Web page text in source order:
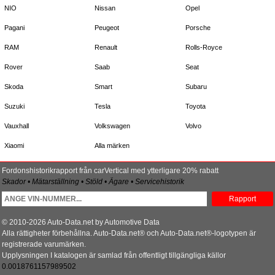
NIO Nissan Opel
Pagani Peugeot Porsche
RAM Renault Rolls-Royce
Rover Saab Seat
Skoda Smart Subaru
Suzuki Tesla Toyota
Vauxhall Volkswagen Volvo
Xiaomi Alla märken
Fordonshistorikrapport från carVertical med ytterligare 20% rabatt
Skador • Mätarställning • Stöld • Ägare • Servicehistorik
Rapport
© 2010-2026 Auto-Data.net by Automotive Data
Alla rättigheter förbehållna. Auto-Data.net® och Auto-Data.net®-logotypen är
registrerade varumärken.
Upplysningen I katalogen är samlad från offentligt tillgängliga källor
0.0018761157989502